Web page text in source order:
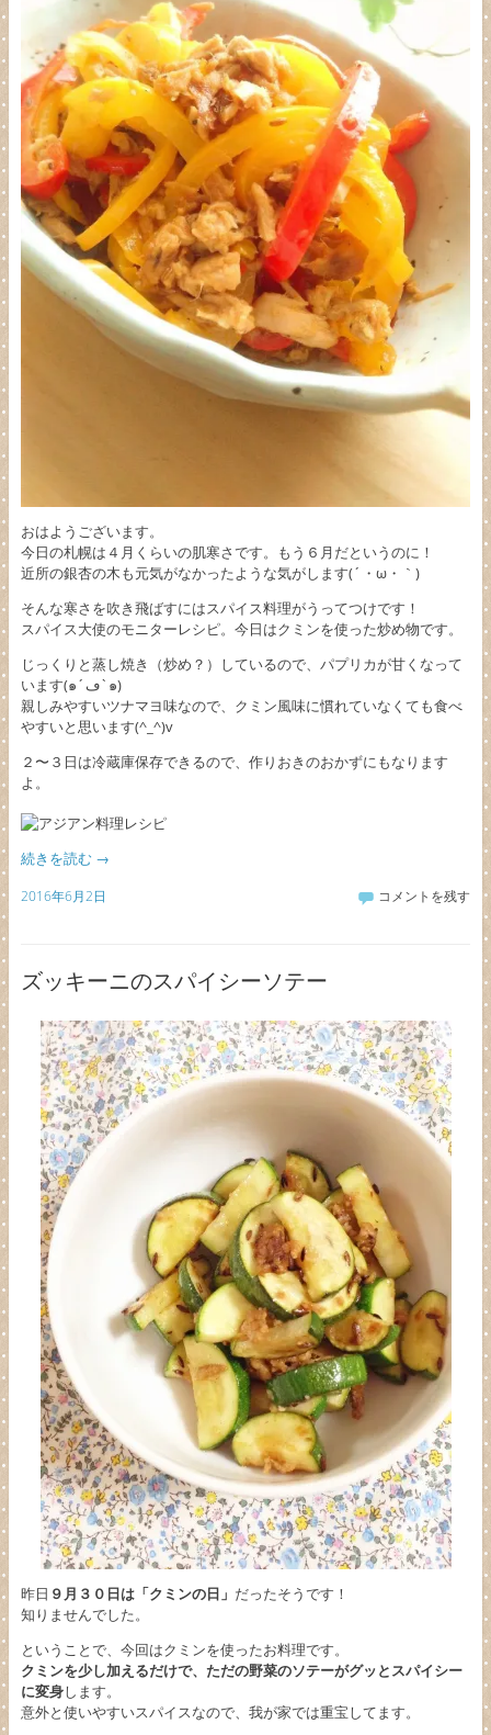
おはようございます。
今日の札幌は４月くらいの肌寒さです。もう６月だというのに！
近所の銀杏の木も元気がなかったような気がします(´・ω・｀)
そんな寒さを吹き飛ばすにはスパイス料理がうってつけです！
スパイス大使のモニターレシピ。今日はクミンを使った炒め物です。
じっくりと蒸し焼き（炒め？）しているので、パプリカが甘くなって
います(๑´ڡ`๑)
親しみやすいツナマヨ味なので、クミン風味に慣れていなくても食べ
やすいと思います(^_^)v
２〜３日は冷蔵庫保存できるので、作りおきのおかずにもなります
よ。
続きを読む →
2016年6月2日 コメントを残す
ズッキーニのスパイシーソテー
昨日 ９月３０日は「クミンの日」 だったそうです！
知りませんでした。
ということで、今回はクミンを使ったお料理です。
クミンを少し加えるだけで、ただの野菜のソテーがグッとスパイシー
に変身します。
意外と使いやすいスパイスなので、我が家では重宝してます。